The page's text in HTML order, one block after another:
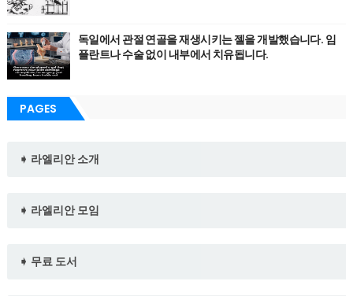
독일에서 관절 연골을 재생시키는 젤을 개발했습니다. 임
플란트나 수술 없이 내부에서 치유됩니다.
PAGES
➧ 라엘리안 소개
➧ 라엘리안 모임
➧ 무료 도서